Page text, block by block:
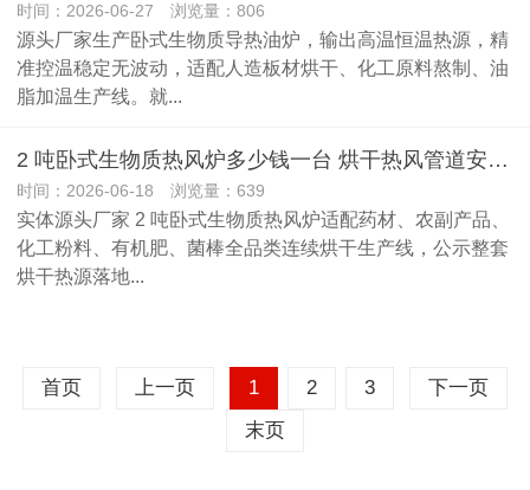
时间：2026-06-27 浏览量：806
源头厂家生产卧式生物质导热油炉，输出高温恒温热源，精
准控温稳定无波动，适配人造板材烘干、化工原料熬制、油
脂加温生产线。就...
2 吨卧式生物质热风炉多少钱一台 烘干热风管道安装炉膛除焦维修厂家
时间：2026-06-18 浏览量：639
实体源头厂家 2 吨卧式生物质热风炉适配药材、农副产品、
化工粉料、有机肥、菌棒全品类连续烘干生产线，公示整套
烘干热源落地...
首页 上一页 1 2 3
下一页
末页